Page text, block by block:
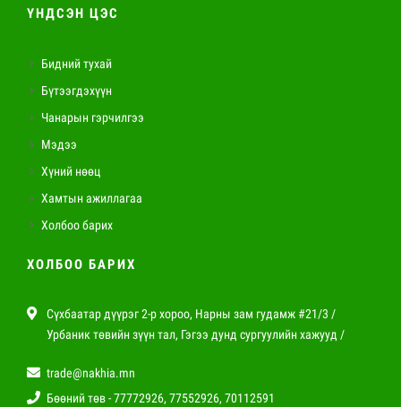
ҮНДСЭН ЦЭС
Бидний тухай
Бүтээгдэхүүн
Чанарын гэрчилгээ
Мэдээ
Хүний нөөц
Хамтын ажиллагаа
Холбоо барих
ХОЛБОО БАРИХ
Сүхбаатар дүүрэг 2-р хороо, Нарны зам гудамж #21/3 /
Урбаник төвийн зүүн тал, Гэгээ дунд сургуулийн хажууд /
trade@nakhia.mn
Бөөний төв - 77772926, 77552926, 70112591